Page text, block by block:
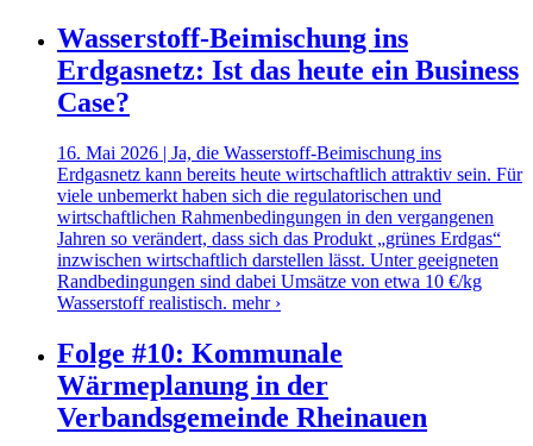
Wasserstoff-Beimischung ins
Erdgasnetz: Ist das heute ein Business
Case?
16. Mai 2026 | Ja, die Wasserstoff-Beimischung ins
Erdgasnetz kann bereits heute wirtschaftlich attraktiv sein. Für
viele unbemerkt haben sich die regulatorischen und
wirtschaftlichen Rahmenbedingungen in den vergangenen
Jahren so verändert, dass sich das Produkt „grünes Erdgas“
inzwischen wirtschaftlich darstellen lässt. Unter geeigneten
Randbedingungen sind dabei Umsätze von etwa 10 €/kg
Wasserstoff realistisch. mehr ›
Folge #10: Kommunale
Wärmeplanung in der
Verbandsgemeinde Rheinauen